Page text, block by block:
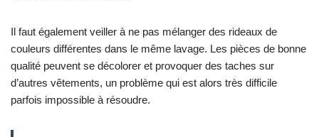
Il faut également veiller à ne pas mélanger des rideaux de
couleurs différentes dans le même lavage. Les pièces de bonne
qualité peuvent se décolorer et provoquer des taches sur
d’autres vêtements, un problème qui est alors très difficile
parfois impossible à résoudre.